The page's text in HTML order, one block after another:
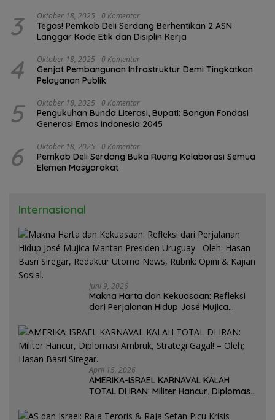
3 Oktober 18, 2025 0 Komentar
Tegas! Pemkab Deli Serdang Berhentikan 2 ASN
Langgar Kode Etik dan Disiplin Kerja
4 Oktober 18, 2025 0 Komentar
Genjot Pembangunan Infrastruktur Demi Tingkatkan
Pelayanan Publik
5 Oktober 18, 2025 0 Komentar
Pengukuhan Bunda Literasi, Bupati: Bangun Fondasi
Generasi Emas Indonesia 2045
6 Oktober 18, 2025 0 Komentar
Pemkab Deli Serdang Buka Ruang Kolaborasi Semua
Elemen Masyarakat
Internasional
Juni 9, 2026
Makna Harta dan Kekuasaan: Refleksi
dari Perjalanan Hidup José Mujica
Basri Siregar, Redaktur Utomo News,
Rubrik: Opini & Kajian Sosial.
April 15, 2026
AMERIKA-ISRAEL KARNAVAL KALAH
TOTAL DI IRAN: Militer Hancur, Diplomasi
Basri Siregar.